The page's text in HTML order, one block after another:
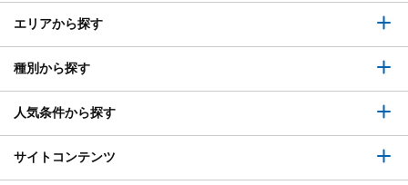
エリアから探す
種別から探す
人気条件から探す
サイトコンテンツ